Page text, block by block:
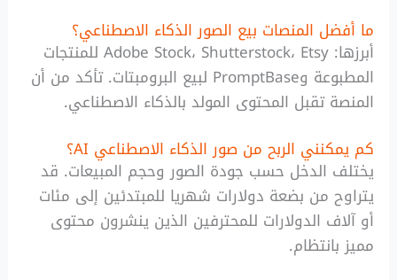
ما أفضل المنصات بيع الصور الذكاء الاصطناعي؟
أبرزها: Adobe Stock، Shutterstock، Etsy للمنتجات
المطبوعة وPromptBase لبيع البرومبتات. تأكد من أن
المنصة تقبل المحتوى المولد بالذكاء الاصطناعي.
كم يمكنني الربح من صور الذكاء الاصطناعي AI؟
يختلف الدخل حسب جودة الصور وحجم المبيعات. قد
يتراوح من بضعة دولارات شهريا للمبتدئين إلى مئات
أو آلاف الدولارات للمحترفين الذين ينشرون محتوى
مميز بانتظام.